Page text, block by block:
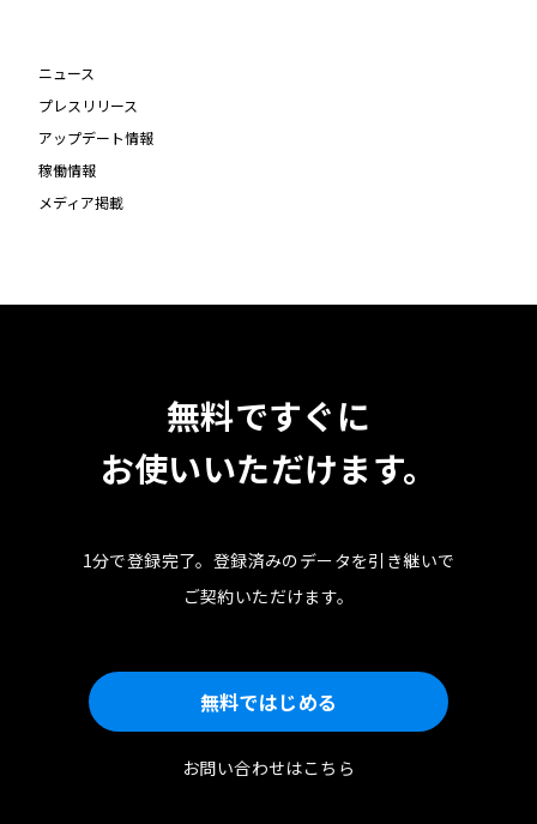
ニュース
プレスリリース
アップデート情報
稼働情報
メディア掲載
無料ですぐに
お使いいただけます。
1分で登録完了。 登録済みのデータを引き継いで
ご契約いただけます。
無料ではじめる
お問い合わせはこちら